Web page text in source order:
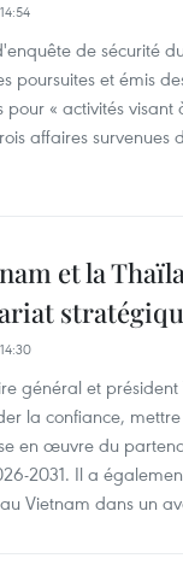
de sécurité
poursuites et émis
pour « activités
affaires survenues
et la
général et
la confiance,
en œuvre du
2031. Il a
Vietnam dans un